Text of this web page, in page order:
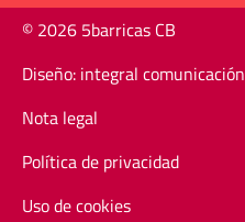
© 2026 5barricas CB
Diseño: integral comunicación
Nota legal
Política de privacidad
Uso de cookies